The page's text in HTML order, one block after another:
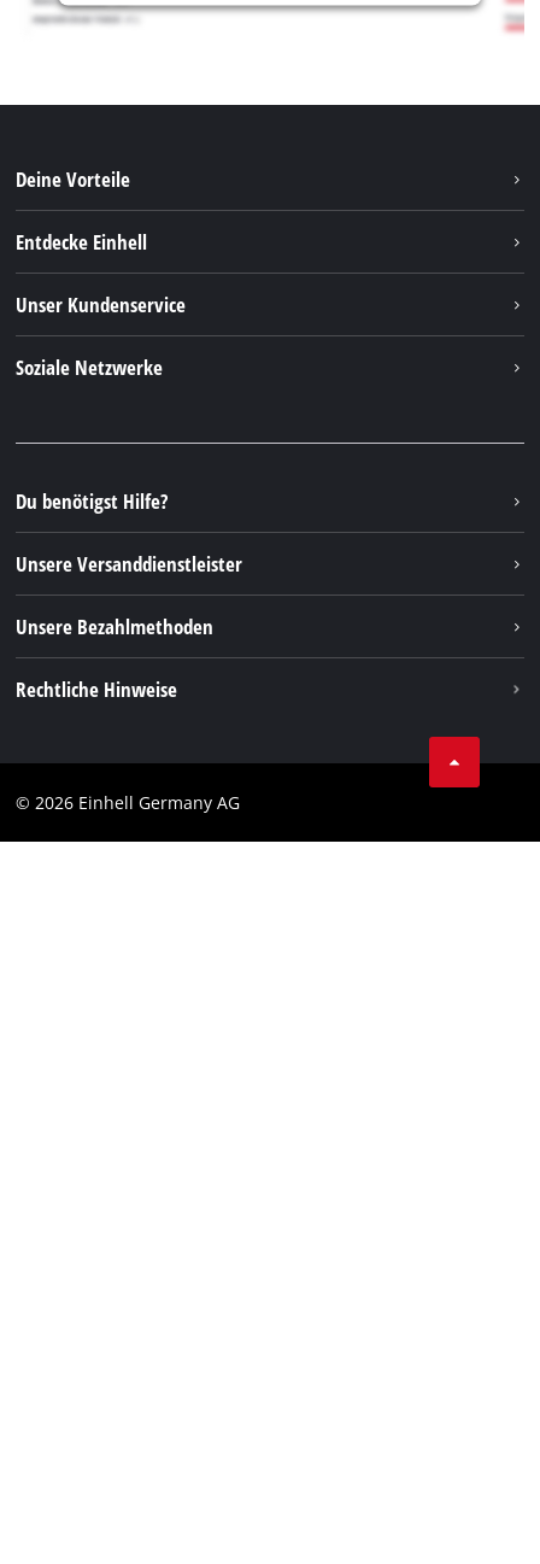
Deine Vorteile
Entdecke Einhell
Nachhaltigkeit
Unser Kundenservice
FAQs
Rücksendungen / Widerruf
Verpackungsrichtlinien
Hinweise zur Batterieentsorgung
Vertrag widerrufen
Soziale Netzwerke
Instagram
TikTok
Pinterest
Linkedin
Du benötigst Hilfe?
Unsere Versanddienstleister
Unsere Bezahlmethoden
Rechtliche Hinweise
Impressum
© 2026 Einhell Germany AG